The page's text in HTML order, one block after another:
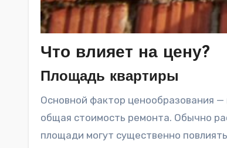
Что влияет на цену?
Площадь квартиры
Основной фактор ценообразования
общая стоимость ремонта. Обычно
площади могут существенно